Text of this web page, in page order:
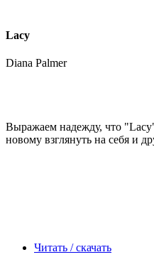
Lacy
Diana Palmer
Выражаем надежду, что
новому взглянуть на себя и
Читать / скачать